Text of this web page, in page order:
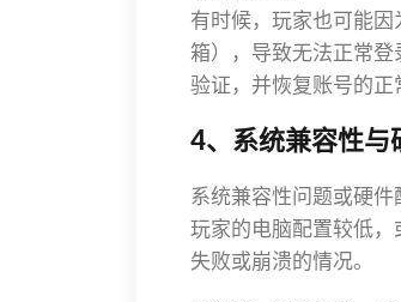
有时候，玩家也可能
箱），导致无法正常
验证，并恢复账号的正
4、系统兼容性与
系统兼容性问题或硬
玩家的电脑配置较低
失败或崩溃的情况。